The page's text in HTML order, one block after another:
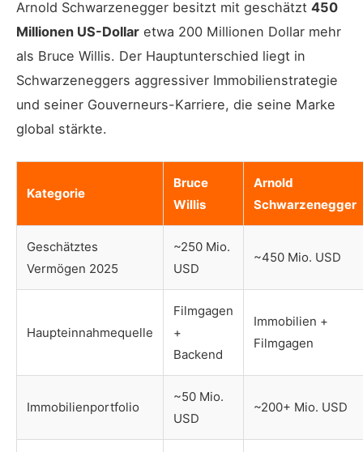
Arnold Schwarzenegger besitzt mit geschätzt 450
Millionen US-Dollar etwa 200 Millionen Dollar mehr
als Bruce Willis. Der Hauptunterschied liegt in
Schwarzeneggers aggressiver Immobilienstrategie
und seiner Gouverneurs-Karriere, die seine Marke
global stärkte.
Kategorie
Bruce
Willis
Arnold
Schwarzenegger
Geschätztes
Vermögen 2025
~250 Mio.
USD
~450 Mio. USD
Haupteinnahmequelle
Filmgagen
+
Backend
Immobilien +
Filmgagen
Immobilienportfolio
~50 Mio.
USD
~200+ Mio. USD